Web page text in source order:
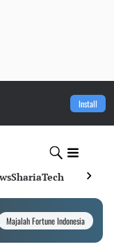
Install
ShariaTech
Majalah Fortune Indonesia